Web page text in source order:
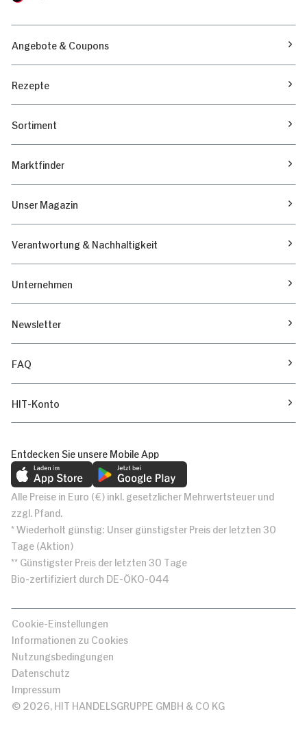
Angebote & Coupons
Rezepte
Sortiment
Marktfinder
Unser Magazin
Verantwortung & Nachhaltigkeit
Unternehmen
Newsletter
FAQ
HIT-Konto
Entdecken Sie unsere Mobile App
Alle Preise in Euro (€) inkl. gesetzlicher Mehrwertsteuer und
zzgl. Pfand.
* Wiederholt günstig: Unser günstigster Preis der letzten 30
Tage (Aktion)
** Günstigster Preis der letzten 30 Tage
Bio-zertifiziert durch DE-ÖKO-044
Cookie-Einstellungen
Informationen zu Cookies
Nutzungsbedingungen
Datenschutz
Impressum
© 2026, HIT HANDELSGRUPPE GMBH & CO KG